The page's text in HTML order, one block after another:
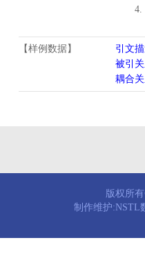
4.
【样例数据】
引文
被引
耦合
版权所
制作维护:NSTL